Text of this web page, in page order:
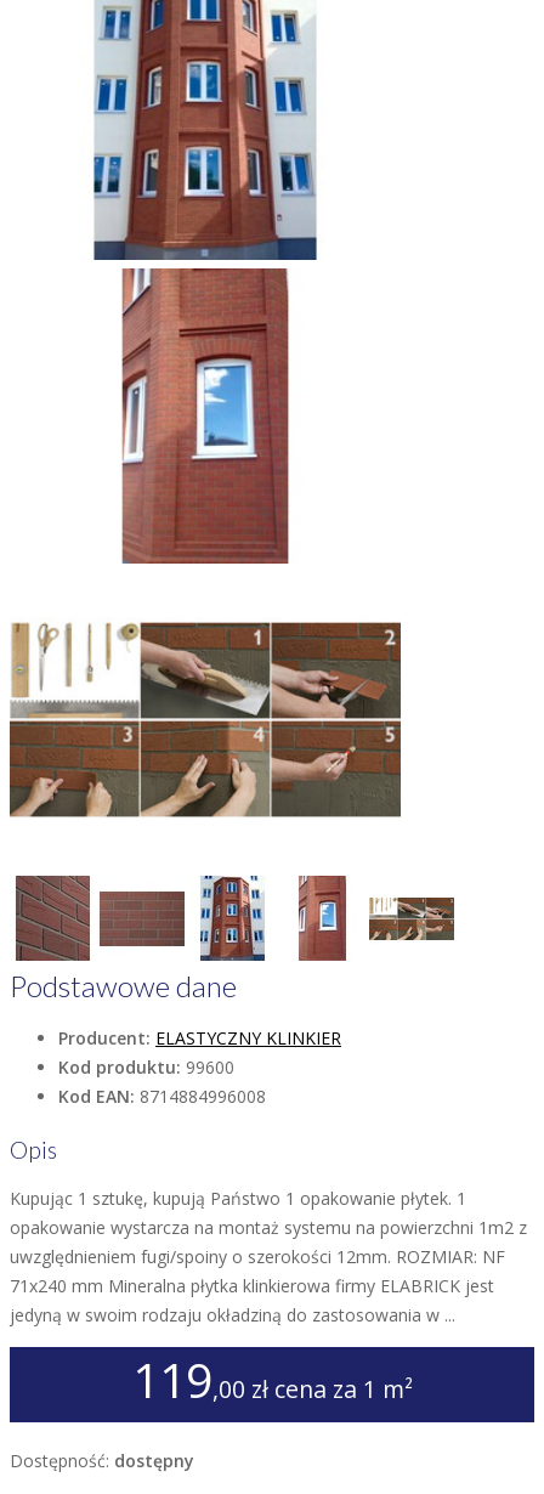
Podstawowe dane
Producent: ELASTYCZNY KLINKIER
Kod produktu: 99600
Kod EAN: 8714884996008
Opis
Kupując 1 sztukę, kupują Państwo 1 opakowanie płytek. 1
opakowanie wystarcza na montaż systemu na powierzchni 1m2 z
uwzględnieniem fugi/spoiny o szerokości 12mm. ROZMIAR: NF
71x240 mm Mineralna płytka klinkierowa firmy ELABRICK jest
jedyną w swoim rodzaju okładziną do zastosowania w ...
119,00 zł cena za 1 m²
Dostępność: dostępny